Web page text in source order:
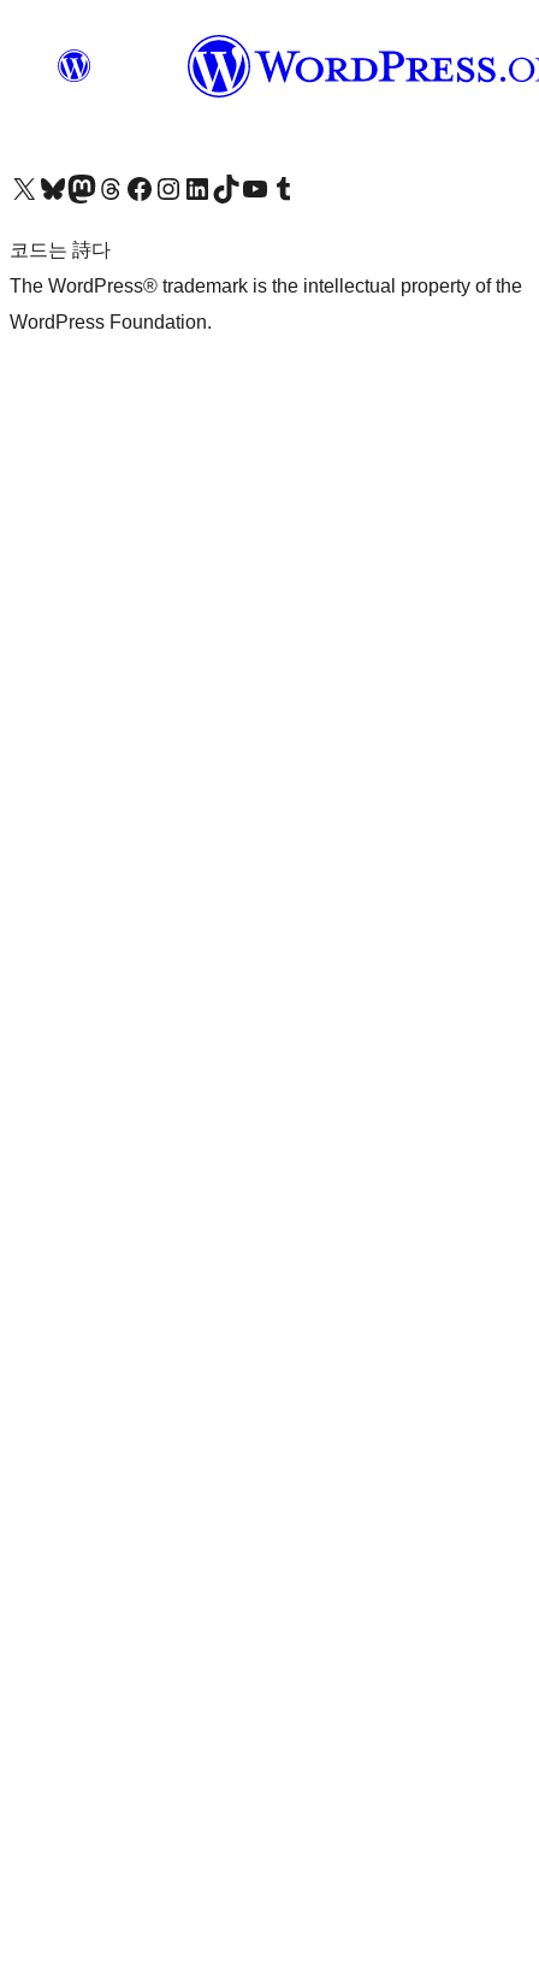
X(이전 트위터) 계정 방문하기블루스카이 계정 방문하기마스토돈 계정 방문하기스레드 계정 방문하기 페이스북 페이지 방문하기인스타그램 계정 방문하기 LinkedIn 계정 방문하기틱톡 계정 방문하기유튜브 채널 방문하기 텀블러 계정 방문하기
코드는 詩다
The WordPress® trademark is the intellectual property of the
WordPress Foundation.